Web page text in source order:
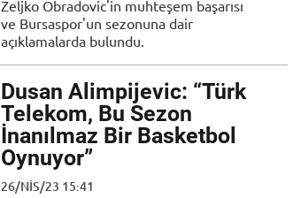
Zeljko Obradovic'in muhteşem başarısı
ve Bursaspor'un sezonuna dair
açıklamalarda bulundu.
Dusan Alimpijevic: “Türk
Telekom, Bu Sezon
İnanılmaz Bir Basketbol
Oynuyor”
26/NIS/23 15:41